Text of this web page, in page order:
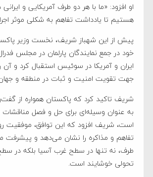
او افزود: «ما با هر دو طرف آمریکایی و
هستیم تا یادداشت تفاهم به شکلی موثر
پیش از این شهباز شریف، نخست وزیر
خود در جمع نمایندگان پارلمان در مجلس
ایران و آمریکا در سوئیس استقبال کرد و آن
جهت تقویت امنیت و ثبات در منطقه و
شریف تاکید کرد که پاکستان همواره از
به عنوان وسیله‌ای برای حل و فصل
است، شریف افزود که این توافق، موفقیت
تفاهم و مذاکره را نشان می‌دهد و پیشرفت
طرف، نه تنها در سطح غرب آسیا بلکه در سطح
تحولی خوشایند است.